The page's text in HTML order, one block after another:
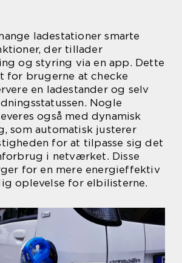
ladestationer smarte
der tillader
og styring via en app. Dette
for brugerne at checke
en ladestander og selv
Nogle
også med dynamisk
som automatisk justerer
for at tilpasse sig det
i netværket. Disse
for en mere energieffektiv
oplevelse for elbilisterne.